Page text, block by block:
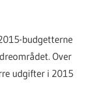
budgetterne
Over
udgifter i 2015